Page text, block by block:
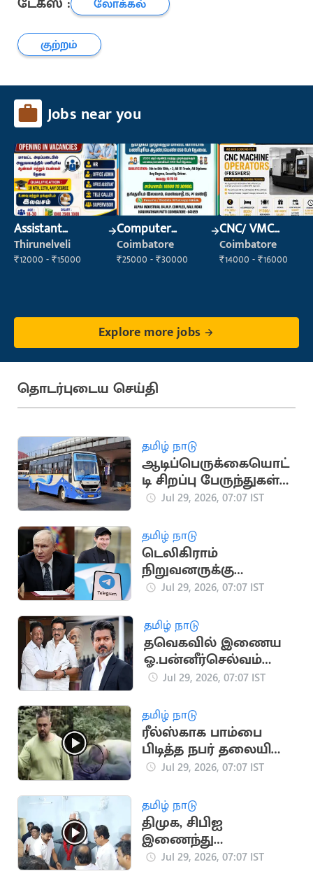
குற்றம்
Jobs near you
Assistant
Manager
Thirunelveli
₹12000 - ₹15000
Computer
Operator
Coimbatore
₹25000 - ₹30000
CNC/ VMC
Operator
Coimbatore
₹14000 - ₹16000
Explore more jobs
தொடர்புடைய செய்தி
தமிழ் நாடு
ஆடிப்பெருக்கையொட்
டி சிறப்பு பேருந்துகள்
இயக்கம்
Jul 29, 2026, 07:07 IST
தமிழ் நாடு
டெலிகிராம்
நிறுவனருக்கு
பிடிவாரண்ட் பிறப்பித்த
Jul 29, 2026, 07:07 IST
தமிழ் நாடு
தவெகவில் இணைய
ஓ.பன்னீர்செல்வம்
முடிவு?
Jul 29, 2026, 07:07 IST
தமிழ் நாடு
ரீல்ஸ்காக பாம்பை
பிடித்த நபர் தலையில்
கடிக்கப்பட்டு மரணம்
Jul 29, 2026, 07:07 IST
தமிழ் நாடு
திமுக, சிபிஐ
இணைந்து
செயல்படும் - உதயநிதி
Jul 29, 2026, 07:07 IST